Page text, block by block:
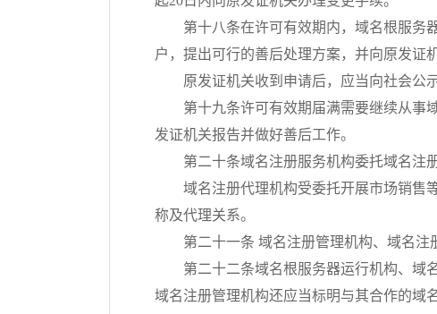
第十八条在许可有效期内，域名根服务
户，提出可行的善后处理方案，并向原发证
原发证机关收到申请后，应当向社会公
第十九条许可有效期届满需要继续从事
发证机关报告并做好善后工作。
第二十条域名注册服务机构委托域名注
域名注册代理机构受委托开展市场销售
称及代理关系。
第二十一条 域名注册管理机构、域名注
第二十二条域名根服务器运行机构、域
域名注册管理机构还应当标明与其合作的域